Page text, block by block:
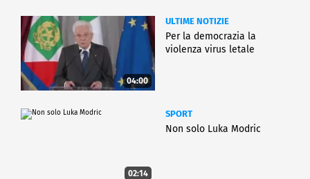
04:00
ULTIME NOTIZIE
Per la democrazia la
violenza virus letale
02:14
SPORT
Non solo Luka Modric